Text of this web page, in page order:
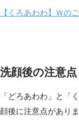
【くろあわわ】Ｗの
洗顔後の注意点
「どろあわわ」と「
顔後に注意点がありま